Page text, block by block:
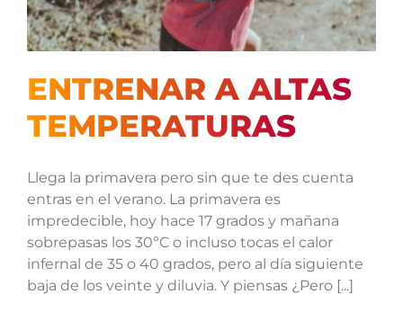
ENTRENAR A ALTAS
TEMPERATURAS
Llega la primavera pero sin que te des cuenta
entras en el verano. La primavera es
impredecible, hoy hace 17 grados y mañana
sobrepasas los 30ºC o incluso tocas el calor
infernal de 35 o 40 grados, pero al día siguiente
baja de los veinte y diluvia. Y piensas ¿Pero [...]